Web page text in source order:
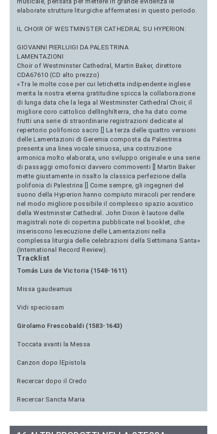
elaborate strutture liturgiche affermatesi in questo periodo.
IL CHOIR OF WESTMINSTER CATHEDRAL SU HYPERION:
GIOVANNI PIERLUIGI DA PALESTRINA
LAMENTAZIONI
Choir of Westminster Cathedral, Martin Baker, direttore
CDA67610 (CD alto prezzo)
«Tra le molte cose per cui letichetta indipendente inglese
merita la nostra eterna gratitudine spicca la collaborazione
di lunga data che la lega al Westminster Cathedral Choir, il
migliore coro cattolico dellInghilterra, che ha dato come
frutti una serie di straordinarie registrazioni dedicate al
repertorio polifonico sacro [] La terza delle quattro versioni
delle Lamentazioni di Geremia composta da Palestrina
presenta una linea vocale sinuosa, una costruzione
armonica molto elaborata, uno sviluppo originale e una serie
di passaggi omofonici davvero commoventi [] Martin Baker
mette giustamente in risalto la classica perfezione della
polifonia di Palestrina [] Come sempre, gli ingegneri del
suono della Hyperion hanno compiuto miracoli per rendere
nel modo migliore possibile il complesso spazio acustico
della Westminster Cathedral. John Dixon è lautore delle
magistrali note di copertina pubblicate nel booklet, che
inseriscono lesecuzione delle Lamentazioni nella
complessa liturgia delle celebrazioni della Settimana Santa»
(International Record Review).
Tracklist
Tomás Luis de Victoria (1548-1611)
Missa gaudeamus
Vidi speciosam
Girolamo Frescobaldi (1583-1643)
Toccata avanti la Messa
Canzon dopo lEpistola
Recercar dopo il Credo
Recercar Sancta Maria